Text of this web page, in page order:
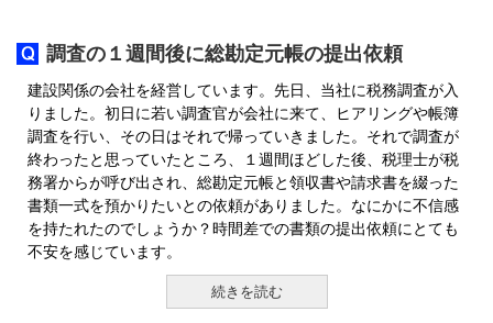
調査の１週間後に総勘定元帳の提出依頼
建設関係の会社を経営しています。先日、当社に税務調査が入
りました。初日に若い調査官が会社に来て、ヒアリングや帳簿
調査を行い、その日はそれで帰っていきました。それで調査が
終わったと思っていたところ、１週間ほどした後、税理士が税
務署からが呼び出され、総勘定元帳と領収書や請求書を綴った
書類一式を預かりたいとの依頼がありました。なにかに不信感
を持たれたのでしょうか？時間差での書類の提出依頼にとても
不安を感じています。
続きを読む